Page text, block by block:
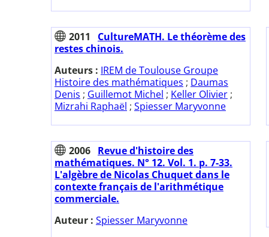
2011
CultureMATH. Le théorème des
restes chinois.
Auteurs : IREM de Toulouse Groupe
Histoire des mathématiques ; Daumas
Denis ; Guillemot Michel ; Keller Olivier ;
Mizrahi Raphaël ; Spiesser Maryvonne
2006 Revue d'histoire des
mathématiques. N° 12. Vol. 1. p. 7-33.
L'algèbre de Nicolas Chuquet dans le
contexte français de l'arithmétique
commerciale.
Auteur : Spiesser Maryvonne